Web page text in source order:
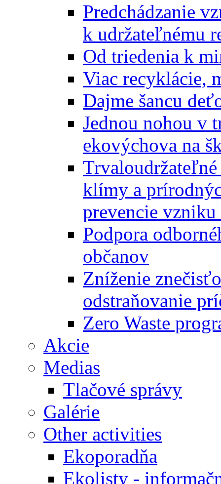
Predchádzanie
k udržateľnému
Od triedenia k
Viac recyklácie,
Dajme šancu
Jednou nohou v
ekovýchova na
klímy a
prevencie vzniku
Podpora
občanov
Zníženie
odstraňovanie
Zero Waste
Akcie
Medias
Tlačové správy
Galérie
Other activities
Ekoporadňa
Ekolisty -